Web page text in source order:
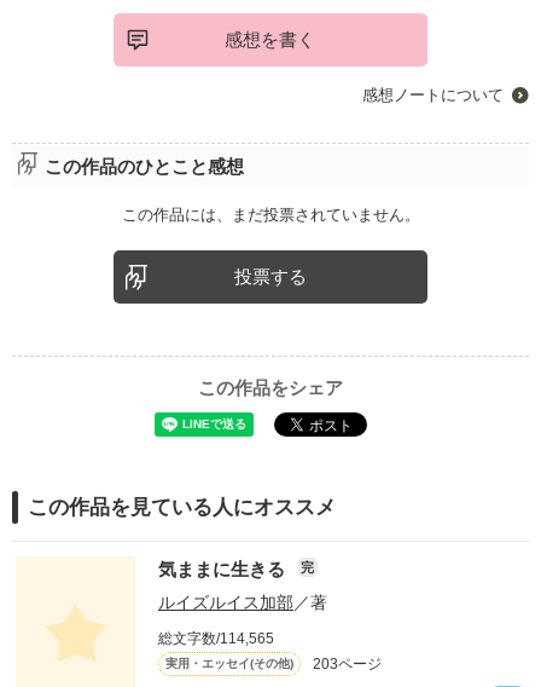
感想を書く
感想ノートについて
この作品のひとこと感想
この作品には、まだ投票されていません。
投票する
この作品をシェア
この作品を見ている人にオススメ
気ままに生きる 完
ルイズルイス加部 ／著
総文字数/114,565
実用・エッセイ(その他) 203ページ